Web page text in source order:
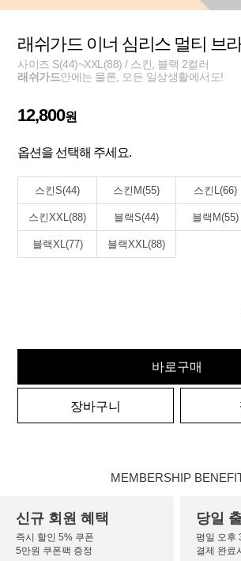
래쉬가드 이너 심리스 멀티 브
사이즈 S(44)~XXL(88) / 스킨, 블랙 2컬러
래쉬가드안에는 물론, 모든 일상생활에서도!
12,800원
옵션을 선택해 주세요.
스킨S(44) 스킨M(55) 스킨L(66)
스킨XXL(88) 블랙S(44) 블랙M(55)
블랙XL(77) 블랙XXL(88)
바로구매
장바구니
MEMBERSHIP
신규 회원 혜택
즉시 할인 5% 쿠폰
5만원 쿠폰팩 증정
당일
평일 오후
결제 완료